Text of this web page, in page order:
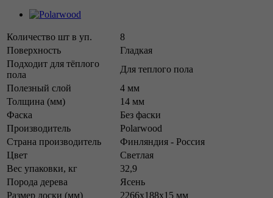
Количество шт в уп.
8
Поверхность
Гладкая
Подходит для тёплого
пола
Для теплого пола
Полезный слой
4 мм
Толщина (мм)
14 мм
Фаска
Без фаски
Производитель
Polarwood
Страна производитель
Финляндия - Россия
Цвет
Светлая
Вес упаковки, кг
32,9
Порода дерева
Ясень
Размер доски (мм)
2266x188x15 мм